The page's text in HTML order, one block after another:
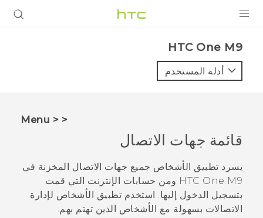
VIVE
VIVERSE
البرامج + التطبيقات
الدعم
أجهزة HTC والملحقات
HTC One M9‎
أدلة المستخدم
< < Menu
قائمة جهات الاتصال
يسرد تطبيق الأشخاص جميع جهات الاتصال المخزنة في
HTC One M9 ومن حسابات الإنترنت التي قمت
بتسجيل الدخول إليها. استخدم تطبيق
الأشخاص لإدارة
الاتصالات بسهولة مع الأشخاص الذين تهتم بهم.